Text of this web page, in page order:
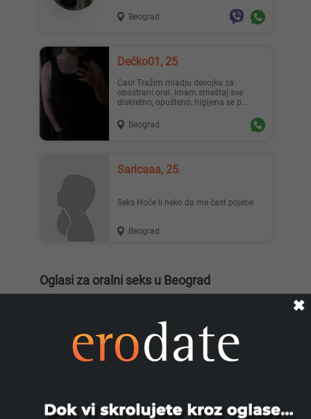
Beograd
Dečko01, 25
Cao! Tražim mladju devojku za
obostrani oral. Imam smeštaj sve
diskretno, opušteno, higijena se p...
Beograd
Saricaaa, 25
Seks Hoće li neko da me čast pojebe
Beograd
Oglasi za oralni seks u Beograd
koji traže iste užitke kao i vi ili ih nude.
Takođe možete besplatno postaviti svoj oglas i primati
poruke od zainteresovanih osoba koje traže
zadovoljstvo. Zaronite u zabavu i uživajte u erotskim
Oglasi za oralni seks, kunilingus, u Srbiji
✖